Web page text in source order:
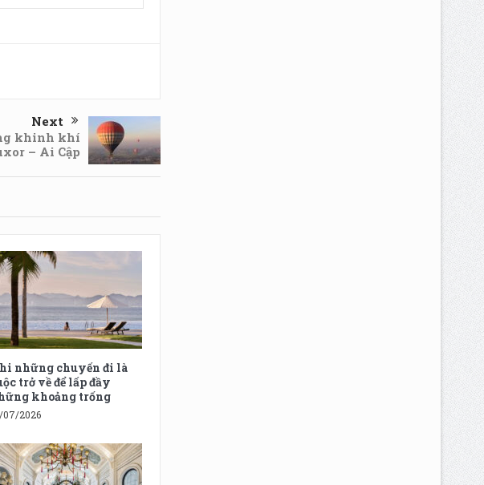
Next
khinh khí
– Ai Cập
những chuyến đi là
trở về để lấp đầy
khoảng trống
07/2026